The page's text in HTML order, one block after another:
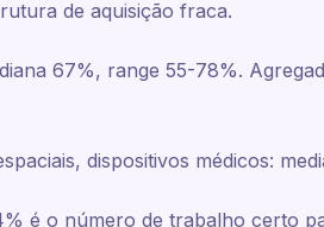
de aquisição fraca.
67%, range 55-78%.
dispositivos médicos:
é o número de trabalho certo